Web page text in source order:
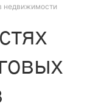
недвижимости